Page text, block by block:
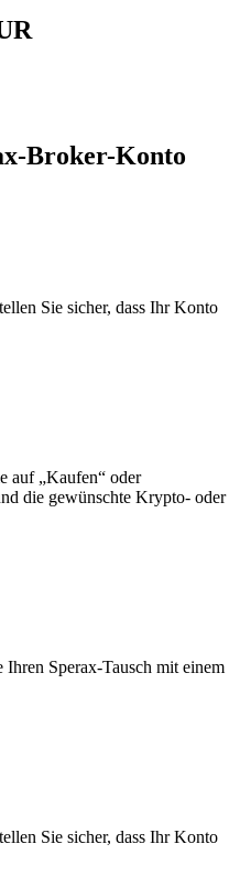
Broker-Konto
Sie sicher, dass Ihr Konto
auf „Kaufen“ oder
die gewünschte Krypto- oder
Sperax-Tausch mit einem
Sie sicher, dass Ihr Konto